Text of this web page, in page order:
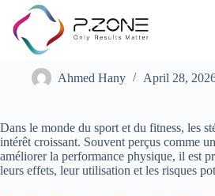
Les stéroïdes légaux : Effets et utilisations
Ahmed Hany April 28,
Dans le monde du sport et du fitness, les
intérêt croissant. Souvent perçus comme
améliorer la performance physique, il est
leurs effets, leur utilisation et les risques